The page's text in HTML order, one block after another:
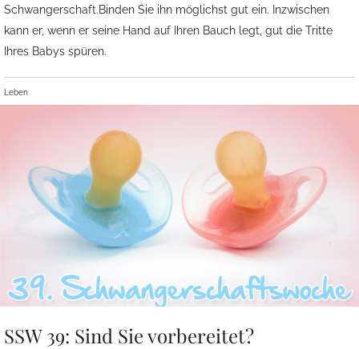
Schwangerschaft.Binden Sie ihn möglichst gut ein. Inzwischen
kann er, wenn er seine Hand auf Ihren Bauch legt, gut die Tritte
Ihres Babys spüren.
Leben
SSW 39: Sind Sie vorbereitet?